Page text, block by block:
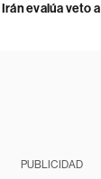
evalúa veto a
PUBLICIDAD